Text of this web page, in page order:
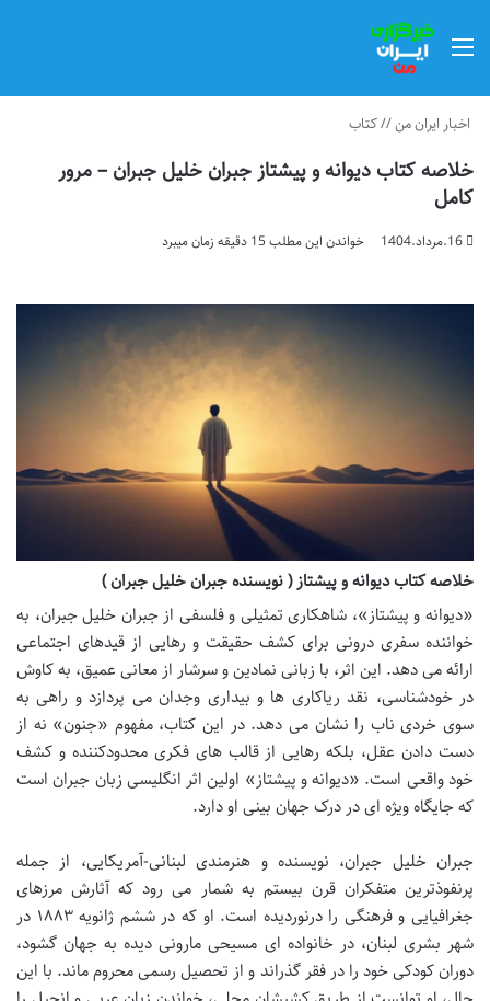
اخبار ایران من//کتاب
خلاصه کتاب دیوانه و پیشتاز جبران خلیل جبران – مرور
کامل
16.مرداد.1404 خواندن این مطلب 15 دقیقه زمان میبرد
خلاصه کتاب دیوانه و پیشتاز ( نویسنده جبران خلیل جبران )
«دیوانه و پیشتاز»، شاهکاری تمثیلی و فلسفی از جبران خلیل جبران، به
خواننده سفری درونی برای کشف حقیقت و رهایی از قیدهای اجتماعی
ارائه می دهد. این اثر، با زبانی نمادین و سرشار از معانی عمیق، به کاوش
در خودشناسی، نقد ریاکاری ها و بیداری وجدان می پردازد و راهی به
سوی خردی ناب را نشان می دهد. در این کتاب، مفهوم «جنون» نه از
دست دادن عقل، بلکه رهایی از قالب های فکری محدودکننده و کشف
خود واقعی است. «دیوانه و پیشتاز» اولین اثر انگلیسی زبان جبران است
که جایگاه ویژه ای در درک جهان بینی او دارد.
جبران خلیل جبران، نویسنده و هنرمندی لبنانی-آمریکایی، از جمله
پرنفوذترین متفکران قرن بیستم به شمار می رود که آثارش مرزهای
جغرافیایی و فرهنگی را درنوردیده است. او که در ششم ژانویه ۱۸۸۳ در
شهر بشری لبنان، در خانواده ای مسیحی مارونی دیده به جهان گشود،
دوران کودکی خود را در فقر گذراند و از تحصیل رسمی محروم ماند. با این